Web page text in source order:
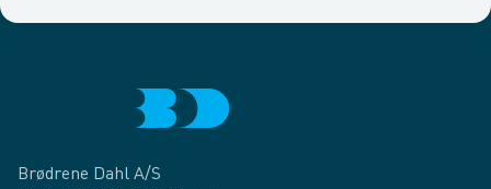
Brødrene Dahl A/S